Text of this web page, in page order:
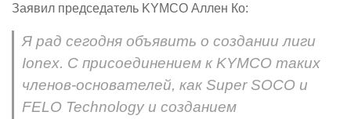
Заявил председатель KYMCO Аллен Ко:
Я рад сегодня объявить о создании лиги
Ionex. С присоединением к KYMCO таких
членов-основателей, как Super SOCO и
FELO Technology и созданием